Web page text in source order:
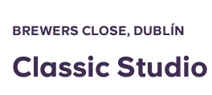
English (US)
Chinese
BREWERS CLOSE, DUBLÍN
Classic Studio